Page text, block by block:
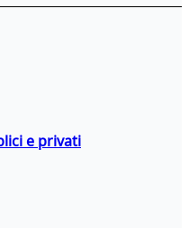
e privati